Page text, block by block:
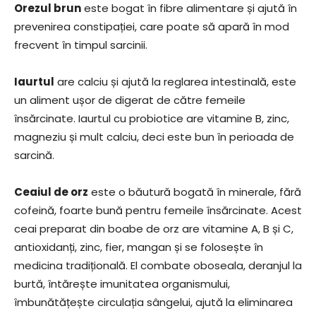
Orezul bruneste bogat în fibre alimentare și ajută în
prevenirea constipației, care poate să apară în mod
frecvent în timpul sarcinii.
Iaurtul are calciu și ajută la reglarea intestinală, este
un aliment ușor de digerat de către femeile
însărcinate. Iaurtul cu probiotice are vitamine B, zinc,
magneziu și mult calciu, deci este bun în perioada de
sarcină.
Ceaiul de orz este o băutură bogată în minerale, fără
cofeină, foarte bună pentru femeile însărcinate. Acest
ceai preparat din boabe de orz are vitamine A, B și C,
antioxidanți, zinc, fier, mangan și se folosește în
medicina tradițională. El combate oboseala, deranjul la
burtă, întărește imunitatea organismului,
îmbunătățește circulația sângelui, ajută la eliminarea